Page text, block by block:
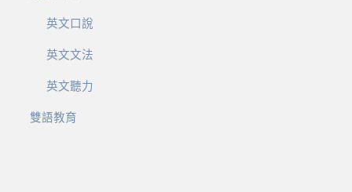
英文口說
英文文法
英文聽力
雙語教育